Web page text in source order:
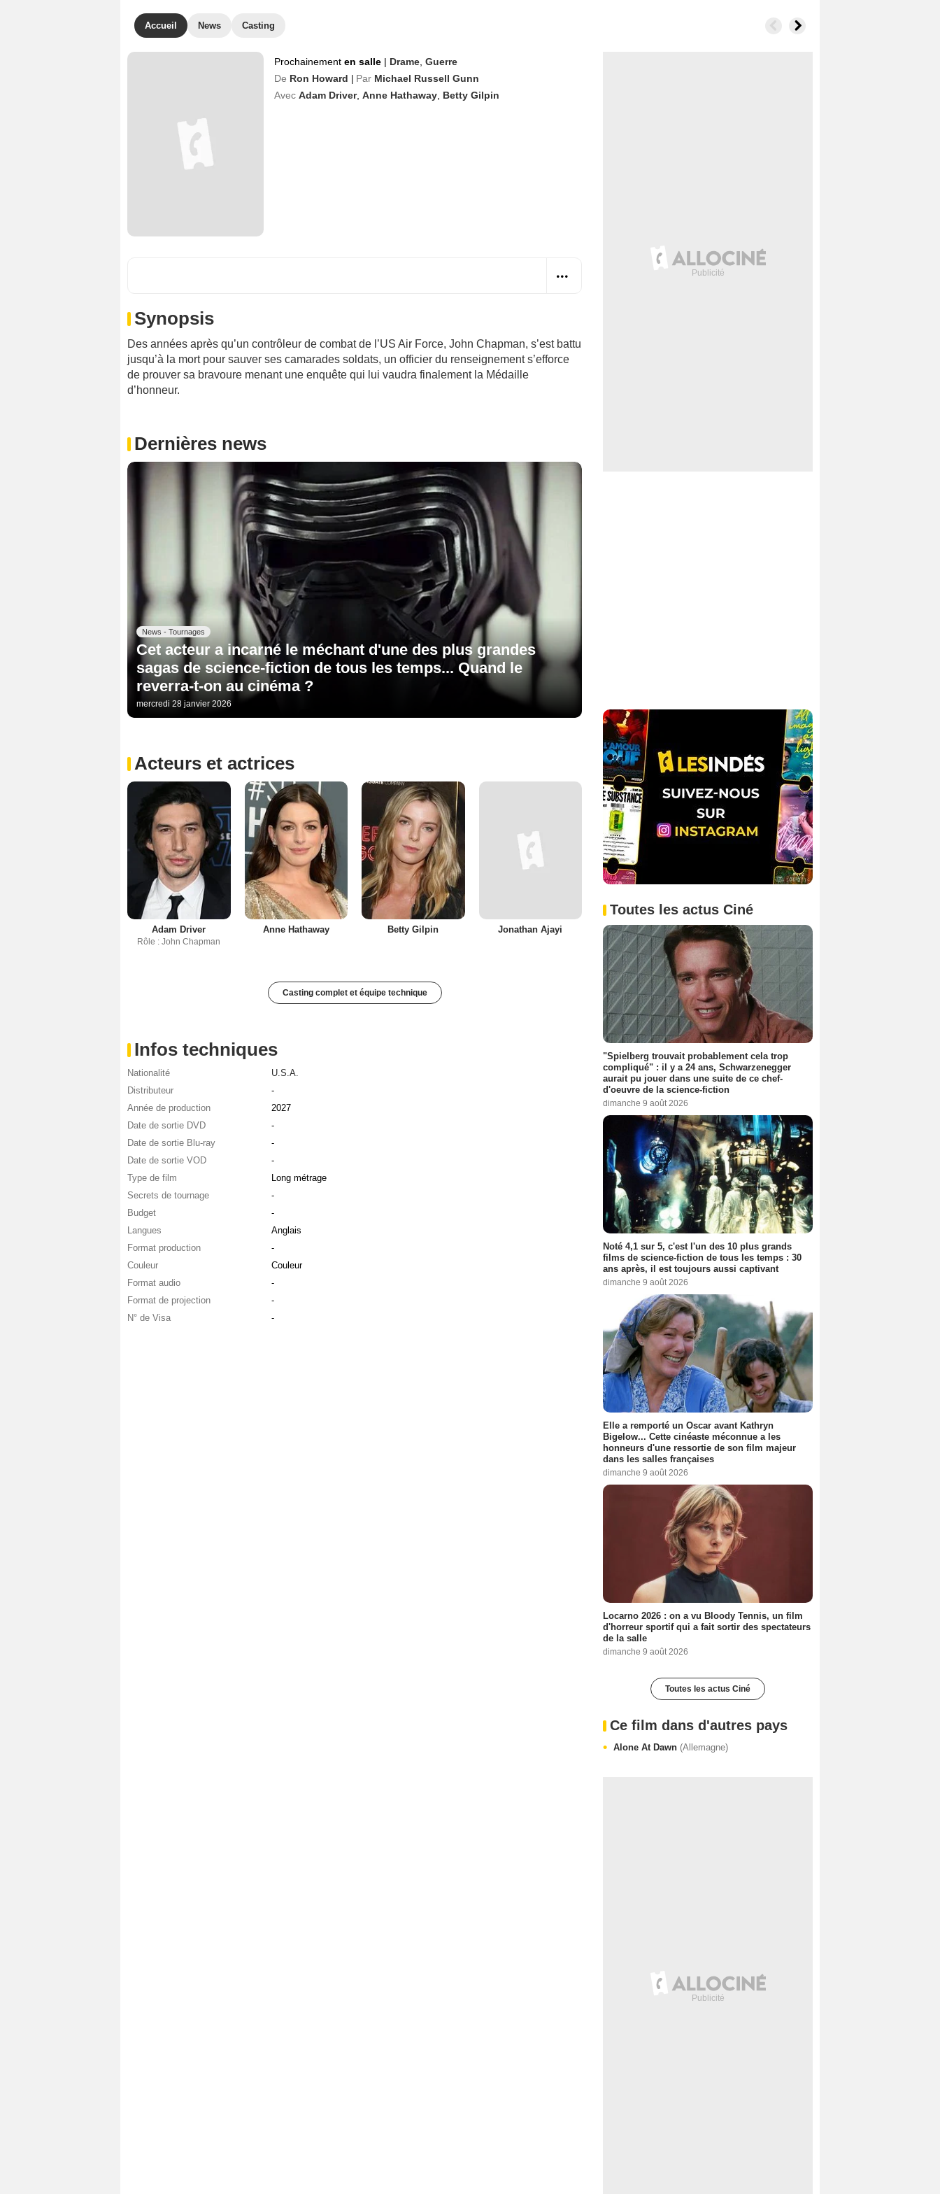
Accueil News Casting
Prochainement en salle | Drame Guerre
De Ron Howard Par Michael Russell Gunn
Avec Adam Driver, Anne Hathaway Betty Gilpin
Synopsis
Des années après qu’un contrôleur de combat de l’US Air Force, John Chapman, s’est battu
jusqu’à la mort pour sauver ses camarades soldats, un officier du renseignement s’efforce
de prouver sa bravoure menant une enquête qui lui vaudra finalement la Médaille
d’honneur.
Dernières news
News - Tournages
Cet acteur a incarné le méchant d'une des plus grandes
sagas de science-fiction de tous les temps... Quand le
reverra-t-on au cinéma ?
mercredi 28 janvier 2026
Acteurs et actrices
Adam Driver
Rôle : John Chapman
Anne Hathaway Betty Gilpin Jonathan Ajayi
Casting complet et équipe technique
Infos techniques
Nationalité
U.S.A.
Distributeur
-
Année de production
2027
Date de sortie DVD
-
Date de sortie Blu-ray
-
Date de sortie VOD
-
Type de film
Long métrage
Secrets de tournage
-
Budget
-
Langues
Anglais
Format production
-
Couleur
Couleur
Format audio
-
Format de projection
-
N° de Visa
-
Toutes les actus Ciné
"Spielberg trouvait probablement cela trop
compliqué" : il y a 24 ans, Schwarzenegger
aurait pu jouer dans une suite de ce chef-
d'oeuvre de la science-fiction
dimanche 9 août 2026
Noté 4,1 sur 5, c'est l'un des 10 plus grands
films de science-fiction de tous les temps : 30
ans après, il est toujours aussi captivant
dimanche 9 août 2026
Elle a remporté un Oscar avant Kathryn
Bigelow... Cette cinéaste méconnue a les
honneurs d'une ressortie de son film majeur
dans les salles françaises
dimanche 9 août 2026
Locarno 2026 : on a vu Bloody Tennis, un film
d'horreur sportif qui a fait sortir des spectateurs
de la salle
dimanche 9 août 2026
Toutes les actus Ciné
Ce film dans d'autres pays
Alone At Dawn (Allemagne)